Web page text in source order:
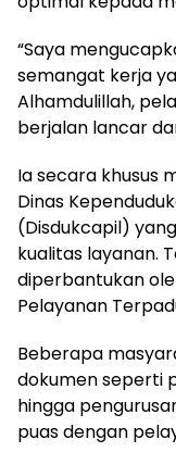
“Saya
semangat kerja
Alhamdulillah,
berjalan lancar
Ia secara khusus
Dinas
(Disdukcapil)
kualitas layanan.
diperbantukan
Pelayanan
Beberapa
dokumen seperti
hingga
puas dengan